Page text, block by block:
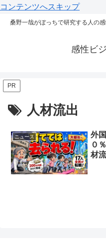
コンテンツへスキップ
桑野一哉がぼっちで研究する人の
感性ビ
PR
人材流出
ニュース
外
０
材